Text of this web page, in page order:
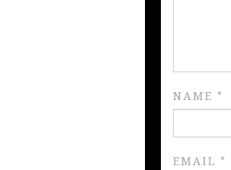
NAME *
EMAIL *